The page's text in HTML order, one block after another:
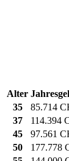
Alter
35
85.714
37
114.394
45
97.561
50
177.778